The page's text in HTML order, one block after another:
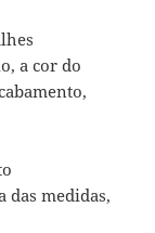
a cor do
das medidas,